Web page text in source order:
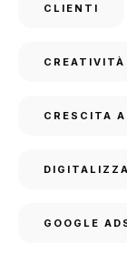
CLIENTI
CREATIVITÀ
CRESCITA
GOOGLE